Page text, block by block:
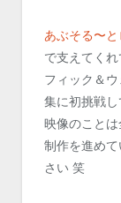
あぶそる〜
で支えてく
フィック＆
集に初挑戦
映像のこと
制作を進め
さい 笑